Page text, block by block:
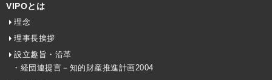
VIPOとは
理念
理事長挨拶
設立趣旨・沿革
・経団連提言－知的財産推進計画2004